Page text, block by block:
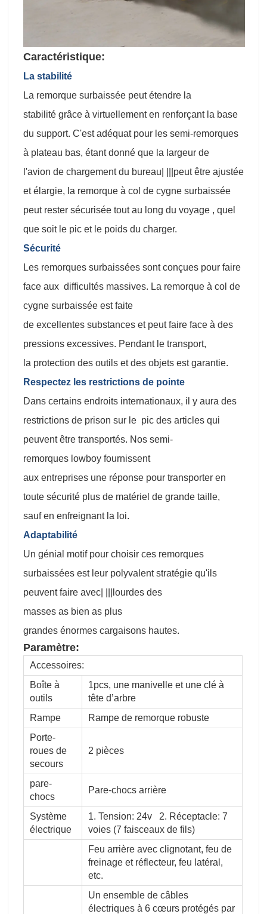
Caractéristique:
La stabilité
La remorque surbaissée peut étendre la
stabilité grâce à virtuellement en renforçant la base
du support. C'est adéquat pour les semi-remorques
à plateau bas, étant donné que la largeur de
l'avion de chargement du bureau| |||peut être ajustée
et élargie, la remorque à col de cygne surbaissée
peut rester sécurisée tout au long du voyage , quel
que soit le pic et le poids du charger.
Sécurité
Les remorques surbaissées sont conçues pour faire
face aux difficultés massives. La remorque à col de
cygne surbaissée est faite
de excellentes substances et peut faire face à des
pressions excessives. Pendant le transport,
la protection des outils et des objets est garantie.
Respectez les restrictions de pointe
Dans certains endroits internationaux, il y aura des
restrictions de prison sur le pic des articles qui
peuvent être transportés. Nos semi-
remorques lowboy fournissent
aux entreprises une réponse pour transporter en
toute sécurité plus de matériel de grande taille,
sauf en enfreignant la loi.
Adaptabilité
Un génial motif pour choisir ces remorques
surbaissées est leur polyvalent stratégie qu'ils
peuvent faire avec| |||lourdes des
masses as bien as plus
grandes énormes cargaisons hautes.
Paramètre:
Accessoires:
Boîte à
outils
1pcs, une manivelle et une clé à
tête d’arbre
Rampe
Rampe de remorque robuste
Porte-
roues de
secours
2 pièces
pare-
chocs
Pare-chocs arrière
Système
électrique
1. Tension: 24v 2. Réceptacle: 7
voies (7 faisceaux de fils)
Feu arrière avec clignotant, feu de
freinage et réflecteur, feu latéral,
etc.
Un ensemble de câbles
électriques à 6 cœurs protégés par